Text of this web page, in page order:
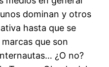
dominan y otros
hasta que se
que son
¿O no?